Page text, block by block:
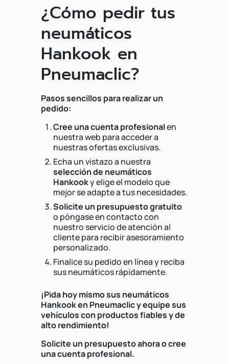
¿Cómo pedir tus
neumáticos
Hankook en
Pneumaclic?
Pasos sencillos para realizar un
pedido:
Cree una cuenta profesionalen
nuestra web para acceder a
nuestras ofertas exclusivas.
Echa un vistazo a nuestra
selección de neumáticos
Hankooky elige el modelo que
mejor se adapte a tus necesidades.
Solicite un presupuesto gratuito
o póngase en contacto con
nuestro servicio de atención al
cliente para recibir asesoramiento
personalizado.
Finalice su pedido en línea y reciba
sus neumáticos rápidamente.
¡Pida hoy mismo sus neumáticos
Hankook en Pneumaclic y equipe sus
vehículos con productos fiables y de
alto rendimiento!
Solicite un presupuesto ahora o cree
una cuenta profesional.